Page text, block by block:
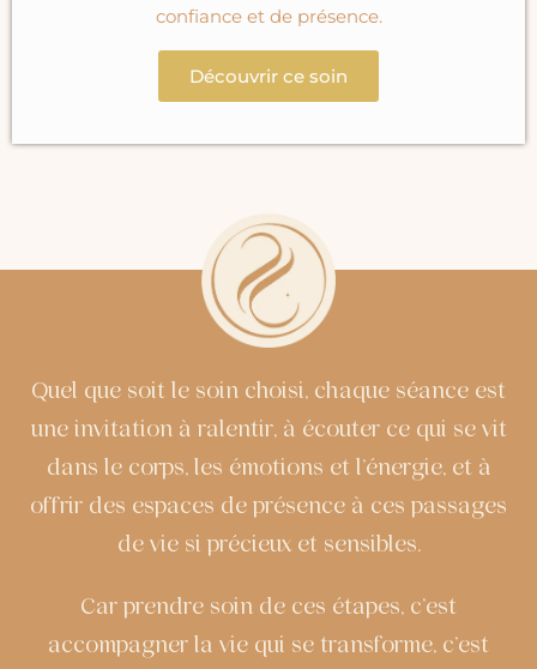
confiance et de présence.
Découvrir ce soin
Quel que soit le soin choisi, chaque séance est
une invitation à ralentir, à écouter ce qui se vit
dans le corps, les émotions et l’énergie, et à
offrir des espaces de présence à ces passages
de vie si précieux et sensibles.
Car prendre soin de ces étapes, c’est
accompagner la vie qui se transforme, c’est